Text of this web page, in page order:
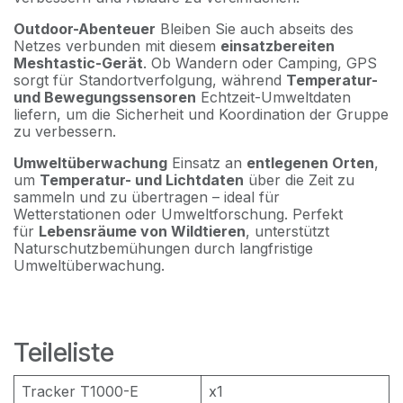
Outdoor-Abenteuer Bleiben Sie auch abseits des
Netzes verbunden mit diesem einsatzbereiten
Meshtastic-Gerät. Ob Wandern oder Camping, GPS
sorgt für Standortverfolgung, während Temperatur-
und Bewegungssensoren Echtzeit-Umweltdaten
liefern, um die Sicherheit und Koordination der Gruppe
zu verbessern.
Umweltüberwachung Einsatz an entlegenen Orten,
um Temperatur- und Lichtdaten über die Zeit zu
sammeln und zu übertragen – ideal für
Wetterstationen oder Umweltforschung. Perfekt
für Lebensräume von Wildtieren, unterstützt
Naturschutzbemühungen durch langfristige
Umweltüberwachung.
Teileliste
Tracker T1000-E x1